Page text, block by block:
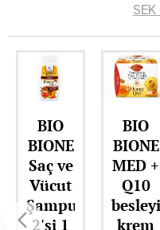
BIO
BIONE
Saç ve
Vücut
Şampuanı
2'si 1
BIO
BIONE
MED +
Q10
krem